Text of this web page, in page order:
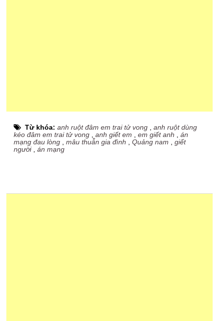
Từ khóa:anh ruột đâm em trai tử vong ,anh ruột dùng
kéo đâm em trai tử vong ,anh giết em ,em giết anh ,án
mạng đau lòng ,mâu thuẫn gia đình ,Quảng nam ,giết
người,án mạng